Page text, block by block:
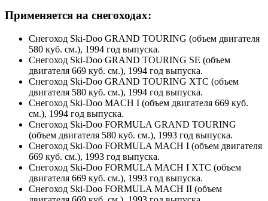
Применяется на снегоходах:
Снегоход Ski-Doo GRAND TOURING (объем двигателя
580 куб. см.), 1994 год выпуска.
Снегоход Ski-Doo GRAND TOURING SE (объем
двигателя 669 куб. см.), 1994 год выпуска.
Снегоход Ski-Doo GRAND TOURING XTC (объем
двигателя 580 куб. см.), 1994 год выпуска.
Снегоход Ski-Doo MACH I (объем двигателя 669 куб.
см.), 1994 год выпуска.
Снегоход Ski-Doo FORMULA GRAND TOURING
(объем двигателя 580 куб. см.), 1993 год выпуска.
Снегоход Ski-Doo FORMULA MACH I (объем двигателя
669 куб. см.), 1993 год выпуска.
Снегоход Ski-Doo FORMULA MACH I XTC (объем
двигателя 669 куб. см.), 1993 год выпуска.
Снегоход Ski-Doo FORMULA MACH II (объем